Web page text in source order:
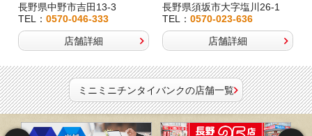
長野県中野市吉田13-3
TEL： 0570-046-333
店舗詳細
長野県須坂市大字塩川26-1
TEL：0570-023-636
店舗詳細
ミニミニチンタイバンクの店舗一覧